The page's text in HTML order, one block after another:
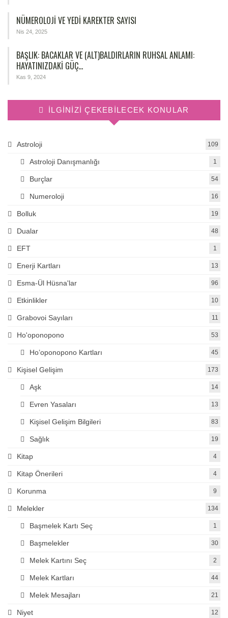
NÜMEROLOJİ VE YEDİ KAREKTER SAYISI
Nis 24, 2025
BAŞLIK: BACAKLAR VE (ALT)BALDIRLARIN RUHSAL ANLAMI:
HAYATINIZDAKI GÜÇ…
Kas 9, 2024
İLGINIZI ÇEKEBILECEK KONULAR
Astroloji 109
Astroloji Danışmanlığı 1
Burçlar 54
Numeroloji 16
Bolluk 19
Dualar 48
EFT 1
Enerji Kartları 13
Esma-Ül Hüsna'lar 96
Etkinlikler 10
Grabovoi Sayıları 11
Ho'oponopono 53
Ho’oponopono Kartları 45
Kişisel Gelişim 173
Aşk 14
Evren Yasaları 13
Kişisel Gelişim Bilgileri 83
Sağlık 19
Kitap 4
Kitap Önerileri 4
Korunma 9
Melekler 134
Başmelek Kartı Seç 1
Başmelekler 30
Melek Kartını Seç 2
Melek Kartları 44
Melek Mesajları 21
Niyet 12